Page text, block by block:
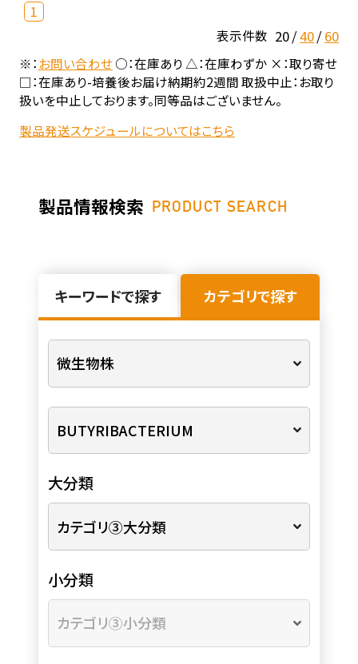
1
表示件数 20 40 60
※：お問い合わせ○：在庫あり △：在庫わずか ×：取り寄せ
□：在庫あり-培養後お届け納期約2週間 取扱中止：お取り
扱いを中止しております。同等品はございません。
製品発送スケジュールについてはこちら
製品情報検索 PRODUCT SEARCH
キーワードで探す カテゴリで探す
大分類
小分類